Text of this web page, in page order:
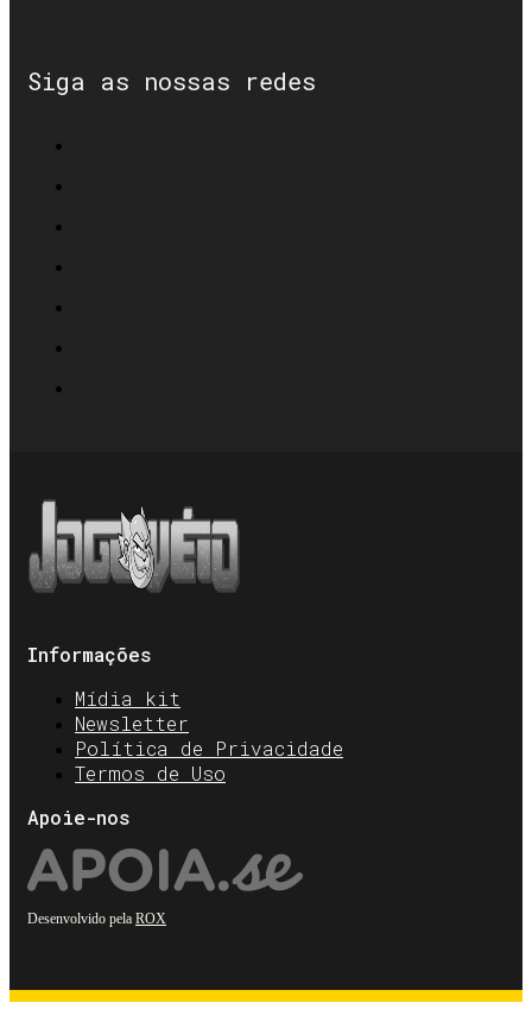
Siga as nossas redes
Informações
Mídia kit
Newsletter
Política de Privacidade
Termos de Uso
Apoie-nos
Desenvolvido pela ROX